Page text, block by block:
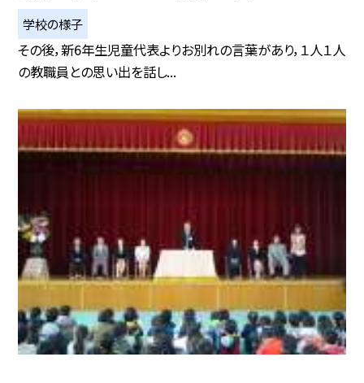
学校の様子
その後，新6年生児童代表よりお別れの言葉があり，１人１人
の教職員との思い出を話し...